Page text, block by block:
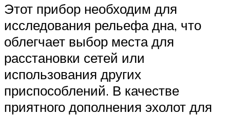
Этот прибор необходим для
исследования рельефа дна, что
облегчает выбор места для
расстановки сетей или
использования других
приспособлений. В качестве
приятного дополнения эхолот для